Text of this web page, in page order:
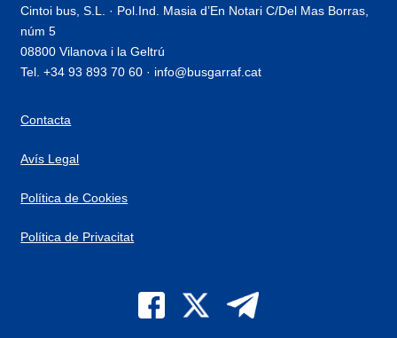
Cintoi bus, S.L. · Pol.Ind. Masia d’En Notari C/Del Mas Borras,
núm 5
08800 Vilanova i la Geltrú
Tel. +34 93 893 70 60 · info@busgarraf.cat
Contacta
Avís Legal
Política de Cookies
Política de Privacitat